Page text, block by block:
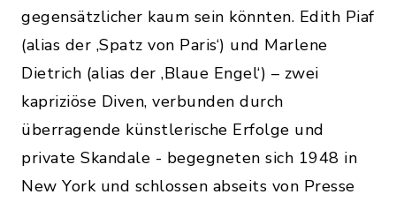
gegensätzlicher kaum sein könnten. Edith Piaf
(alias der ‚Spatz von Paris‘) und Marlene
Dietrich (alias der ‚Blaue Engel‘) – zwei
kapriziöse Diven, verbunden durch
überragende künstlerische Erfolge und
private Skandale - begegneten sich 1948 in
New York und schlossen abseits von Presse